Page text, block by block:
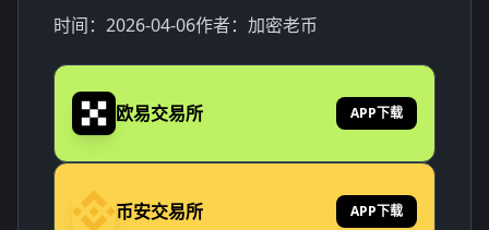
时间： 2026-04-06作者： 加密老币
欧易交易所 APP下载
币安交易所 APP下载